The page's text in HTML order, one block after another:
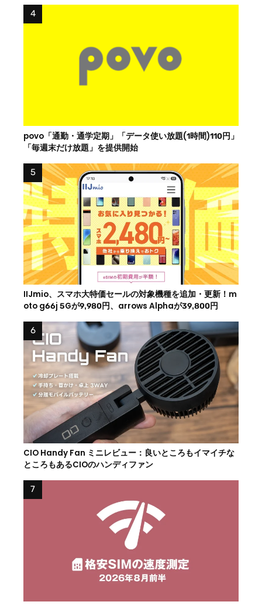
povo「通勤・通学定期」「データ使い放題(1時間)110円」
「毎週末だけ放題」を提供開始
IIJmio、スマホ大特価セールの対象機種を追加・更新！m
oto g66j 5Gが9,980円、arrows Alphaが39,800円
CIO Handy Fan ミニレビュー：良いところもイマイチな
ところもあるCIOのハンディファン